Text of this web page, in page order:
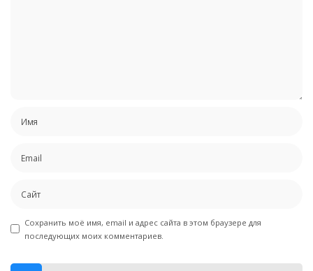
Сохранить моё имя, email и адрес сайта в этом браузере для
последующих моих комментариев.